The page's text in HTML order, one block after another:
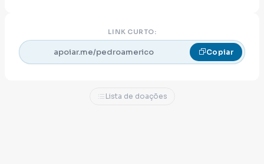
LINK CURTO:
apoiar.me/pedroamerico Copiar
Lista de doações